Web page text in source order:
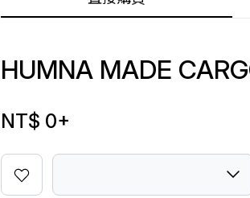
HUMNA MADE
NT$ 0+